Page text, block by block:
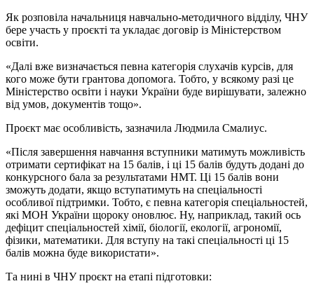
Як розповіла начальниця навчально-методичного відділу, ЧНУ
бере участь у проєкті та укладає договір із Міністерством
освіти.
«Далі вже визначається певна категорія слухачів курсів, для
кого може бути грантова допомога. Тобто, у всякому разі це
Міністерство освіти і науки України буде вирішувати, залежно
від умов, документів тощо».
Проєкт має особливість, зазначила Людмила Смалиус.
«Після завершення навчання вступники матимуть можливість
отримати сертифікат на 15 балів, і ці 15 балів будуть додані до
конкурсного бала за результатами НМТ. Ці 15 балів вони
зможуть додати, якщо вступатимуть на спеціальності
особливої підтримки. Тобто, є певна категорія спеціальностей,
які МОН України щороку оновлює. Ну, наприклад, такий ось
дефіцит спеціальностей хімії, біології, екології, агрономії,
фізики, математики. Для вступу на такі спеціальності ці 15
балів можна буде використати».
Та нині в ЧНУ проєкт на етапі підготовки: